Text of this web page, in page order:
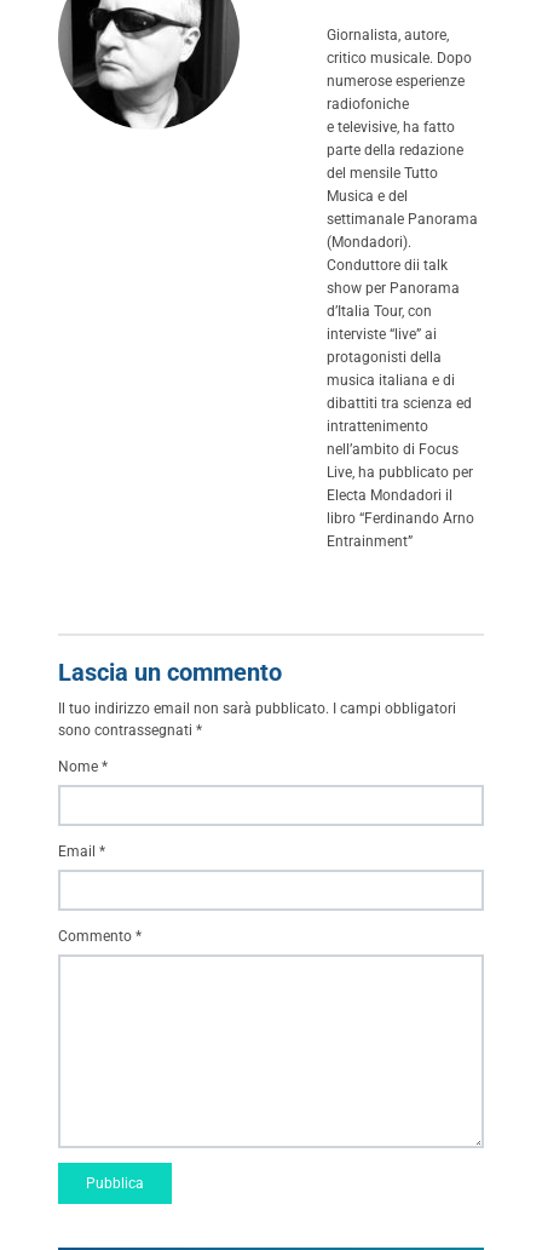
Giornalista, autore,
critico musicale. Dopo
numerose esperienze
radiofoniche
e televisive, ha fatto
parte della redazione
del mensile Tutto
Musica e del
settimanale Panorama
(Mondadori).
Conduttore dii talk
show per Panorama
d’Italia Tour, con
interviste “live” ai
protagonisti della
musica italiana e di
dibattiti tra scienza ed
intrattenimento
nell’ambito di Focus
Live, ha pubblicato per
Electa Mondadori il
libro “Ferdinando Arno
Entrainment”
Lascia un commento
Il tuo indirizzo email non sarà pubblicato.
I campi obbligatori
sono contrassegnati *
Commento *
Nome *
Email *